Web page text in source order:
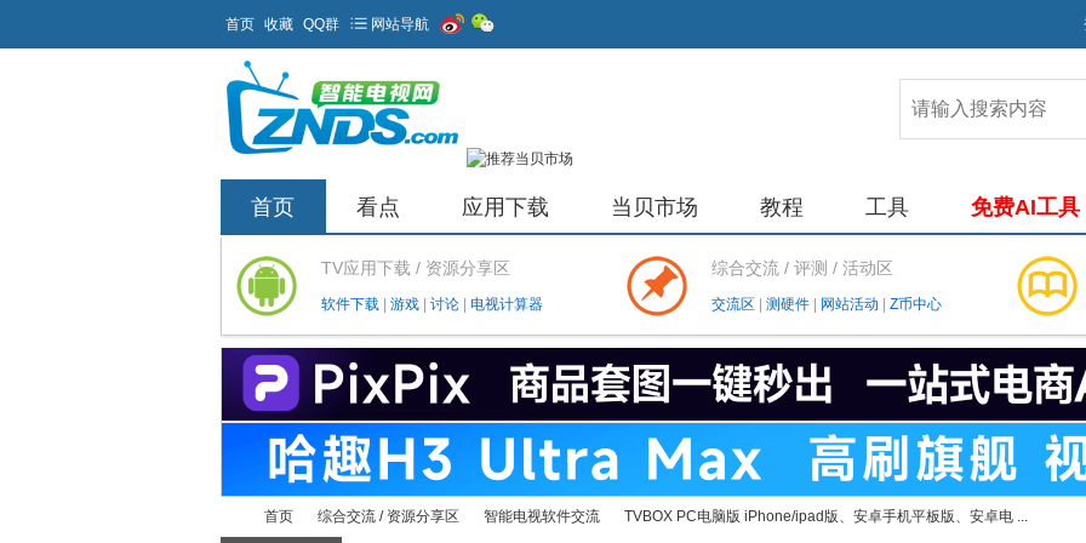
首页 收藏 QQ群 网站导航
首页 看点 应用下载 当贝市场 教程 工具 免费AI工具
TV应用下载 / 资源分享区
软件下载 游戏 讨论 电视计算器
综合交流 / 评测 / 活动区
交流区 测硬件 网站活动 Z币中心
首页 综合交流 / 资源分享区 智能电视软件交流 TVBOX PC电脑版 iPhone/ipad版、安卓手机平板版、安卓电 ...